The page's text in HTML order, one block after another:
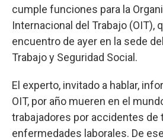
cumple funciones para la
Internacional del Trabajo (OIT),
encuentro de ayer en la sede
Trabajo y Seguridad Social.
El experto, invitado a hablar,
OIT, por año mueren en el
trabajadores por accidentes de
enfermedades laborales. De